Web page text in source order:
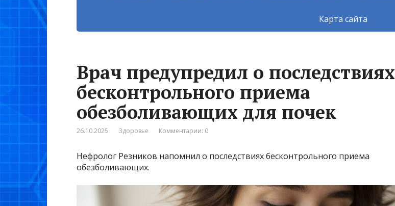
Карта сайта
Врач предупредил о последствиях
бесконтрольного приема
обезболивающих для почек
26.10.2025 Здоровье Комментарии: 0
Нефролог Резников напомнил о последствиях бесконтрольного приема
обезболивающих.